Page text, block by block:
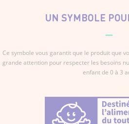
UN SYMBOLE
Ce symbole vous garantit que le produit que
grande attention pour respecter les besoins
enfant de 0 à 3